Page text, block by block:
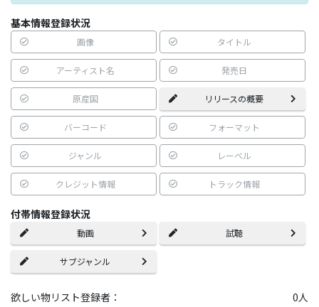
基本情報登録状況
画像 タイトル
アーティスト名 発売日
原産国 リリースの概要
バーコード フォーマット
ジャンル レーベル
クレジット情報 トラック情報
付帯情報登録状況
動画 試聴
サブジャンル
欲しい物リスト登録者： 0人